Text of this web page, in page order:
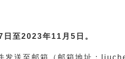
至2023年11月5日。
送至邮箱（邮箱地址：